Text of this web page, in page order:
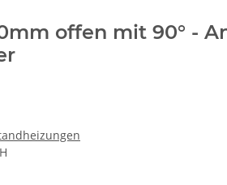
offen mit 90° -